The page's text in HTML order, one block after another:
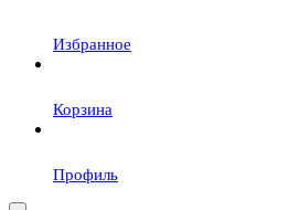
Избранное
Корзина
Профиль